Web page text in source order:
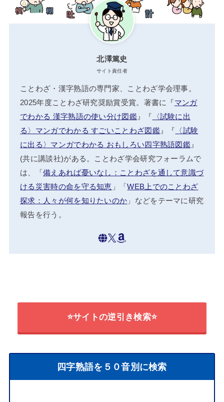
北澤篤史
サイト責任者
ことわざ・漢字熟語の専門家、ことわざ学会理事。
2025年度ことわざ研究奨励賞受賞。著書に『マンガ
でわかる 漢字熟語の使い分け図鑑』『 〈試験に出
る〉マンガでわかる すごいことわざ図鑑』『 〈試験
に出る〉マンガでわかる おもしろい四字熟語図鑑 』
(共に講談社)がある。ことわざ学会研究フォーラムで
は、「備えあれば憂いなし：ことわざを通して意識づ
ける災害時の命を守る知恵 」「WEB上でのことわざ
探求：人々が何を知りたいのか 」などをテーマに研究
報告を行う。
⭐サイトの逆引き検索⭐
四字熟語を５０音別に検索